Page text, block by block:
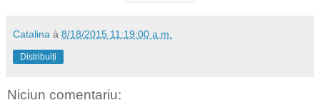
Catalina à 8/18/2015 11:19:00 a.m.
Distribuiți
Niciun comentariu: